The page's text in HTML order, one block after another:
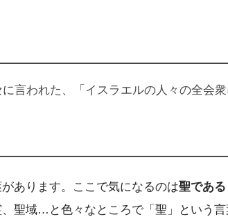
言われた、「イスラエルの人々の全会
あります。ここで気になるのは聖である
聖域…と色々なところで「聖」という